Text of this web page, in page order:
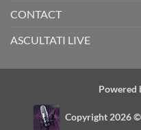
CONTACT
ASCULTATI LIVE
Powered
Copyright 2026 ©